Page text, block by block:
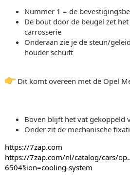
Nummer 1 = de
De bout door de beugel zet
carrosserie
Onderaan zie je de steun/
houder schuift
Dit komt overeen met de Opel
Boven blijft het vat gekoppeld
Onder zit de mechanische
https://7zap.com
https://7zap.com/nl/catalog/cars/
6504§ion=cooling-system